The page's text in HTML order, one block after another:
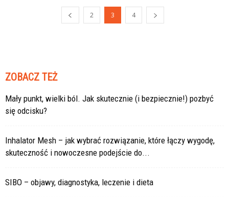
2 3 4
ZOBACZ TEŻ
Mały punkt, wielki ból. Jak skutecznie (i bezpiecznie!) pozbyć
się odcisku?
Inhalator Mesh – jak wybrać rozwiązanie, które łączy wygodę,
skuteczność i nowoczesne podejście do...
SIBO – objawy, diagnostyka, leczenie i dieta